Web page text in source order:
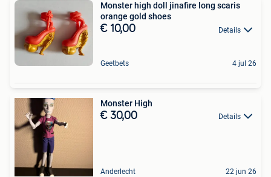
Monster high doll jinafire long scaris
orange gold shoes
€ 10,00 Details
Geetbets 4 jul 26
Monster High
€ 30,00 Details
Anderlecht 22 jun 26